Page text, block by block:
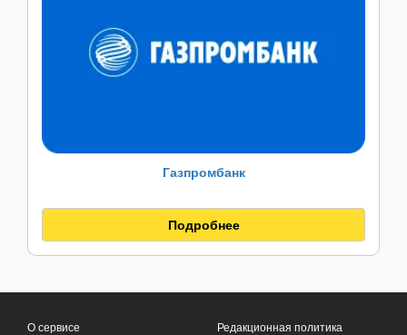
Газпромбанк
Подробнее
О сервисе
Редакционная политика